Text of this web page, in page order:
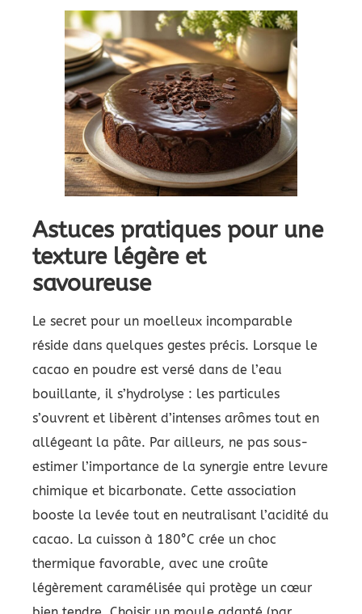
Astuces pratiques pour une
texture légère et
savoureuse
Le secret pour un moelleux incomparable
réside dans quelques gestes précis. Lorsque le
cacao en poudre est versé dans de l’eau
bouillante, il s’hydrolyse : les particules
s’ouvrent et libèrent d’intenses arômes tout en
allégeant la pâte. Par ailleurs, ne pas sous-
estimer l’importance de la synergie entre levure
chimique et bicarbonate. Cette association
booste la levée tout en neutralisant l’acidité du
cacao. La cuisson à 180°C crée un choc
thermique favorable, avec une croûte
légèrement caramélisée qui protège un cœur